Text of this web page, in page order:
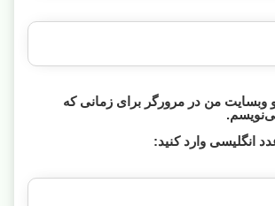
و وبسایت من در مرورگر برای زمانی که
انگلیسی وارد کنید: